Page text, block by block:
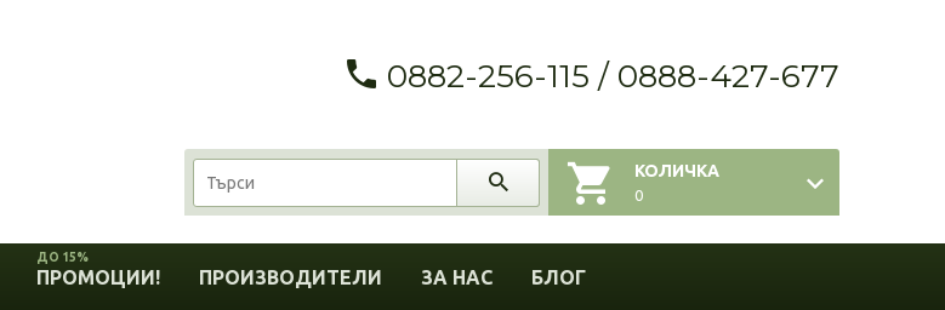
0882-256-115 / 0888-427-677
КОЛИЧКА
0
ПРОМОЦИИ!
ДО 15%
ПРОИЗВОДИТЕЛИ ЗА НАС БЛОГ